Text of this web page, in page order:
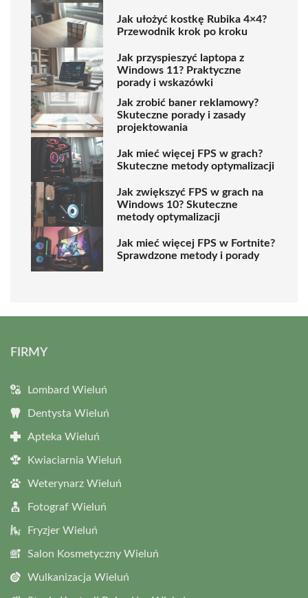
Jak ułożyć kostkę Rubika 4×4?
Przewodnik krok po kroku
Jak przyspieszyć laptopa z
Windows 11? Praktyczne
porady i wskazówki
Jak zrobić baner reklamowy?
Skuteczne porady i zasady
projektowania
Jak mieć więcej FPS w grach?
Skuteczne metody optymalizacji
Jak zwiększyć FPS w grach na
Windows 10? Skuteczne
metody optymalizacji
Jak mieć więcej FPS w Fortnite?
Sprawdzone metody i porady
FIRMY
Lombard Wieluń
Dentysta Wieluń
Apteka Wieluń
Kwiaciarnia Wieluń
Weterynarz Wieluń
Fotograf Wieluń
Fryzjer Wieluń
Salon Kosmetyczny Wieluń
Wulkanizacja Wieluń